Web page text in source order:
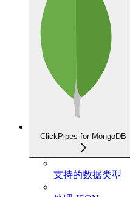
ClickPipes for MongoDB
支持的数据类型